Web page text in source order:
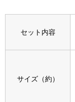
セット内容
サイズ（約）